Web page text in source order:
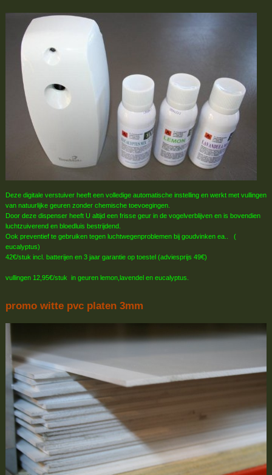
Deze digitale verstuiver heeft een volledige automatische instelling en werkt met vullingen
van natuurlijke geuren zonder chemische toevoegingen.
Door deze dispenser heeft U altijd een frisse geur in de vogelverblijven en is bovendien
luchtzuiverend en bloedluis bestrijdend.
Ook preventief te gebruiken tegen luchtwegenproblemen bij goudvinken ea.. (
eucalyptus)
42€/stuk incl. batterijen en 3 jaar garantie op toestel (adviesprijs 49€)
vullingen 12,95€/stuk in geuren lemon,lavendel en eucalyptus.
promo witte pvc platen 3mm